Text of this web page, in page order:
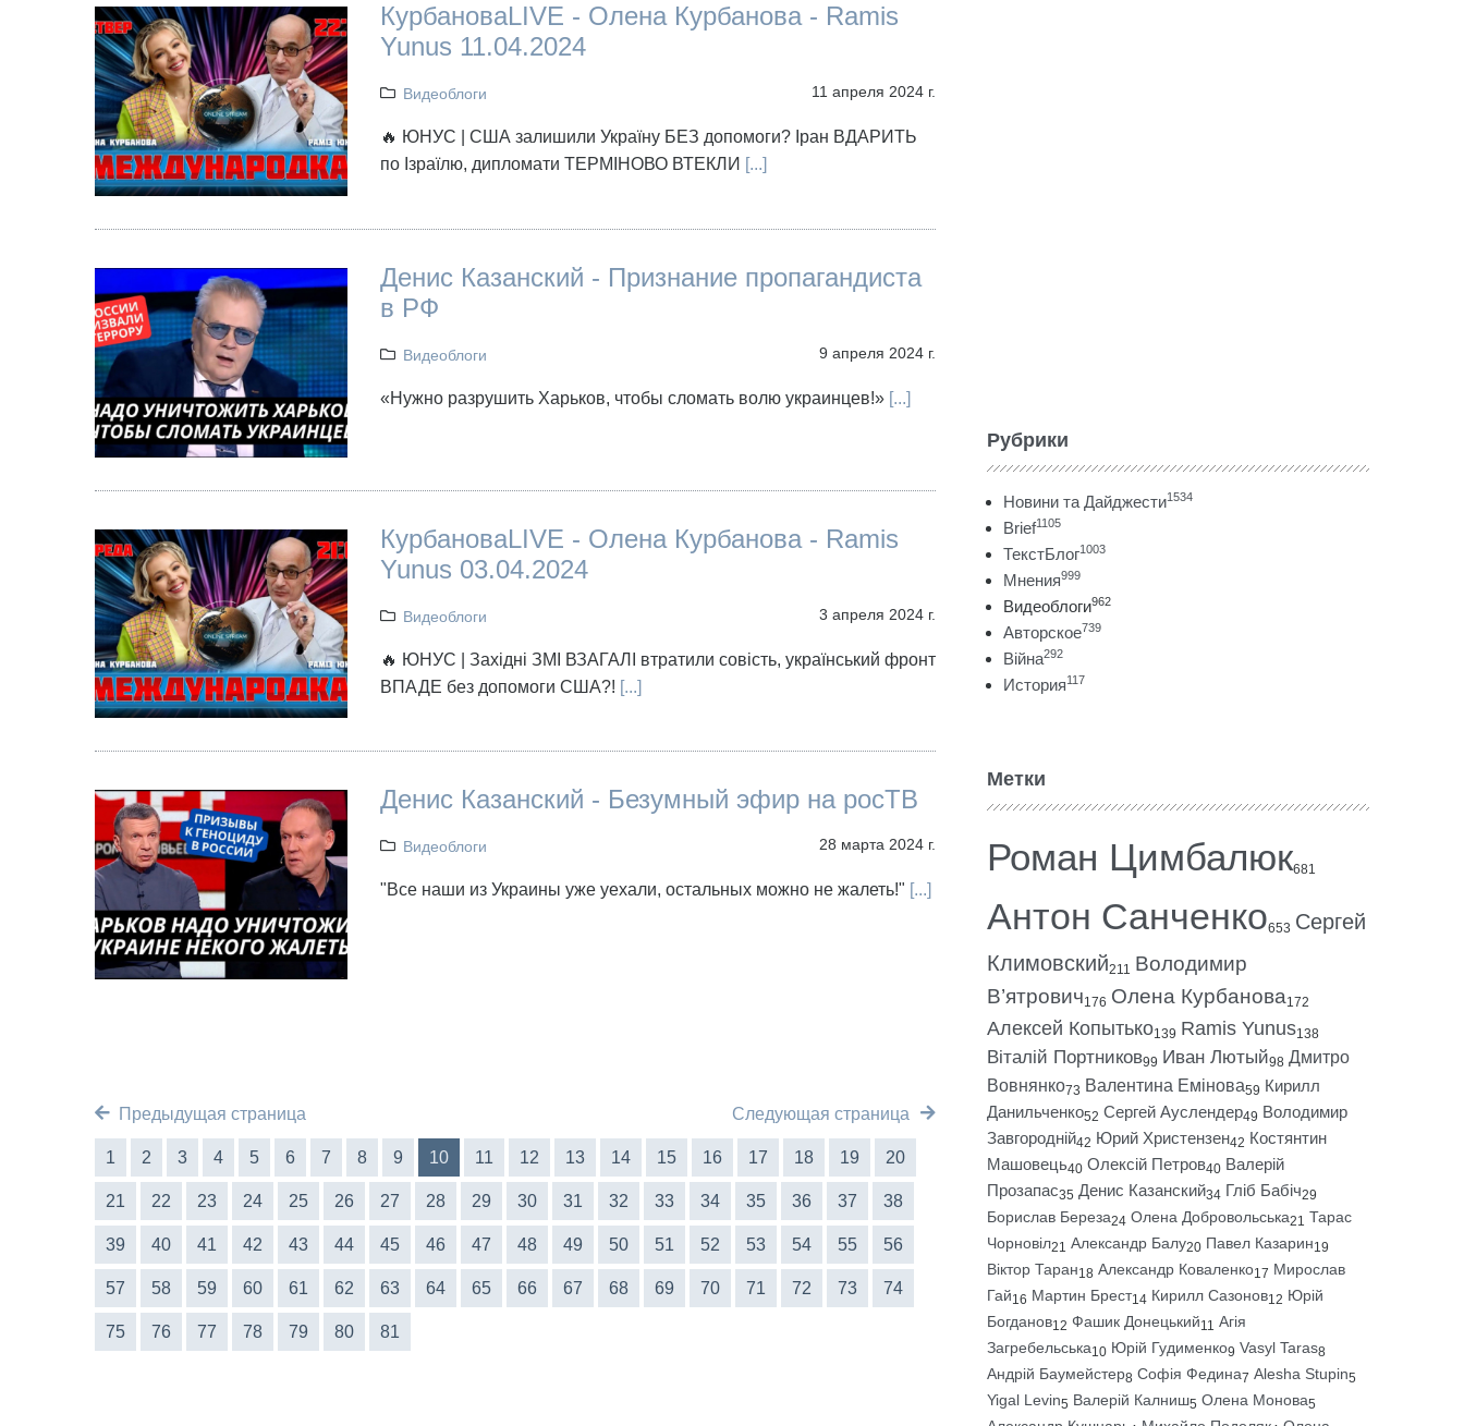
КурбановаLIVE - Олена Курбанова - Ramis
Yunus 11.04.2024
Видеоблоги 11 апреля 2024 г.
🔥 ЮНУС | США залишили Україну БЕЗ допомоги? Іран ВДАРИТЬ
по Ізраїлю, дипломати ТЕРМІНОВО ВТЕКЛИ [...]
Денис Казанский - Признание пропагандиста
в РФ
Видеоблоги 9 апреля 2024 г.
«Нужно разрушить Харьков, чтобы сломать волю украинцев!»[...]
КурбановаLIVE - Олена Курбанова - Ramis
Yunus 03.04.2024
Видеоблоги 3 апреля 2024 г.
🔥 ЮНУС | Західні ЗМІ ВЗАГАЛІ втратили совість, український фронт
ВПАДЕ без допомоги США?! [...]
Денис Казанский - Безумный эфир на росТВ
Видеоблоги 28 марта 2024 г.
"Все наши из Украины уже уехали, остальных можно не жалеть!" [...]
Предыдущая страница Следующая страница
1 2 3 4 5 6 7 8 9 10 11 12 13 14 15 16 17 18 19 20
21 22 23 24 25 26 27 28 29 30 31 32 33 34 35 36 37 38
39 40 41 42 43 44 45 46 47 48 49 50 51 52 53 54 55 56
57 58 59 60 61 62 63 64 65 66 67 68 69 70 71 72 73 74
75 76 77 78 79 80 81
Рубрики
Новини та Дайджести1534
Brief1105
ТекстБлог1003
Мнения999
Видеоблоги962
Авторское739
Війна292
История117
Метки
Роман Цимбалюк681
Антон Санченко653 Сергей
Климовский211 Володимир
В’ятрович176 Олена Курбанова172
Алексей Копытько139 Ramis Yunus138
Віталій Портников99 Иван Лютый98 Дмитро
Вовнянко73 Валентина Емінова59 Кирилл
Данильченко52 Сергей Ауслендер49 Володимир
Завгородній42 Юрий Христензен42 Костянтин
Машовець40 Олексій Петров40 Валерій
Прозапас35 Денис Казанский34 Гліб Бабіч29
Борислав Береза24 Олена Добровольська21 Тарас
Чорновіл21 Александр Балу20 Павел Казарин19
Віктор Таран18 Александр Коваленко17 Мирослав
Гай16 Мартин Брест14 Кирилл Сазонов12 Юрій
Богданов12 Фашик Донецький11 Агія
Загребельська10 Юрій Гудименко9 Vasyl Taras8
Андрій Баумейстер8 Софія Федина7 Alesha Stupin5
Yigal Levin5 Валерій Калниш5 Олена Монова5